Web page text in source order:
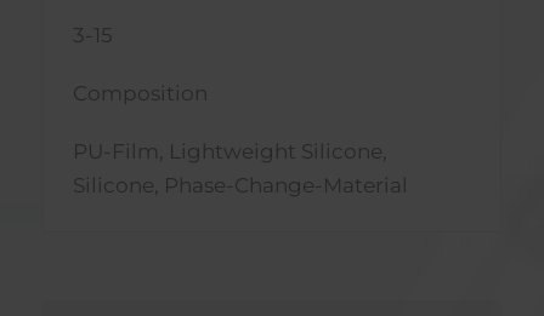
3-15
Composition
PU-Film, Lightweight Silicone,
Silicone, Phase-Change-Material